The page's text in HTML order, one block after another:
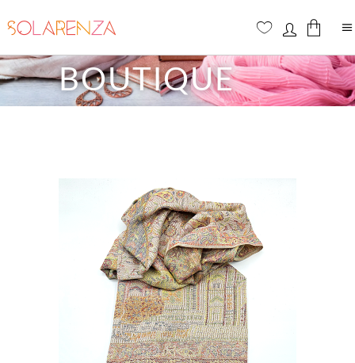
Aucun produit dans le panier
BOUTIQUE